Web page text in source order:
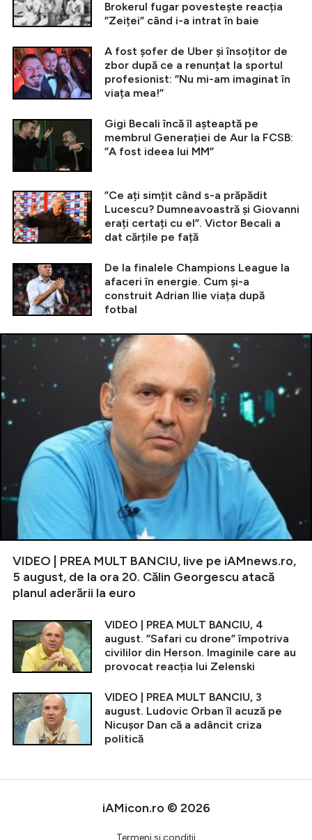
Brokerul fugar povestește reacția
”Zeiței” când i-a intrat în baie
A fost șofer de Uber și însoțitor de
zbor după ce a renunțat la sportul
profesionist: ”Nu mi-am imaginat în
viața mea!”
Gigi Becali încă îl așteaptă pe
membrul Generației de Aur la FCSB:
”A fost ideea lui MM”
”Ce ați simțit când s-a prăpădit
Lucescu? Dumneavoastră și Giovanni
erați certați cu el”. Victor Becali a
dat cărțile pe față
De la finalele Champions League la
afaceri în energie. Cum și-a
construit Adrian Ilie viața după
fotbal
VIDEO | PREA MULT BANCIU, live pe iAMnews.ro,
5 august, de la ora 20. Călin Georgescu atacă
planul aderării la euro
VIDEO | PREA MULT BANCIU, 4
august. ”Safari cu drone” împotriva
civililor din Herson. Imaginile care au
provocat reacția lui Zelenski
VIDEO | PREA MULT BANCIU, 3
august. Ludovic Orban îl acuză pe
Nicușor Dan că a adâncit criza
politică
iAMicon.ro © 2026